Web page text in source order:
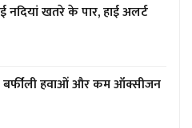
नदियां खतरे के पार, हाई अलर्ट
बर्फीली हवाओं और कम ऑक्सीजन